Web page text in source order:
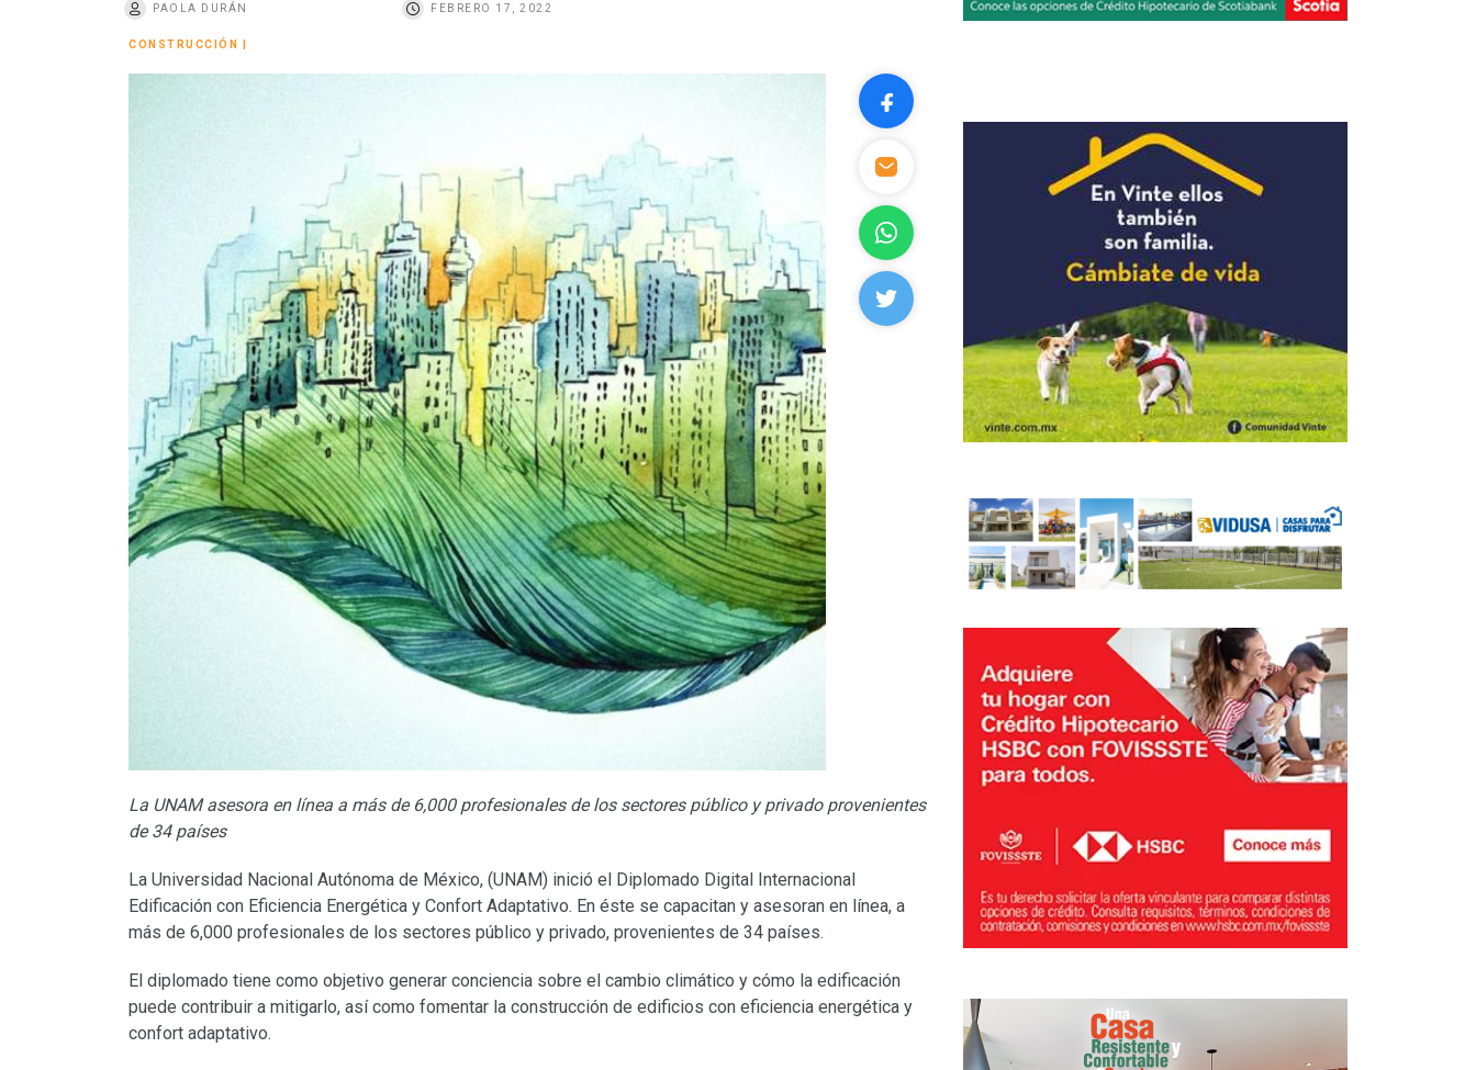
PAOLA DURÁN FEBRERO 17, 2022
CONSTRUCCIÓN
La UNAM asesora en línea a más de 6,000 profesionales de los sectores público y privado provenientes
de 34 países
La Universidad Nacional Autónoma de México, (UNAM) inició el Diplomado Digital Internacional
Edificación con Eficiencia Energética y Confort Adaptativo. En éste se capacitan y asesoran en línea, a
más de 6,000 profesionales de los sectores público y privado, provenientes de 34 países.
El diplomado tiene como objetivo generar conciencia sobre el cambio climático y cómo la edificación
puede contribuir a mitigarlo, así como fomentar la construcción de edificios con eficiencia energética y
confort adaptativo.